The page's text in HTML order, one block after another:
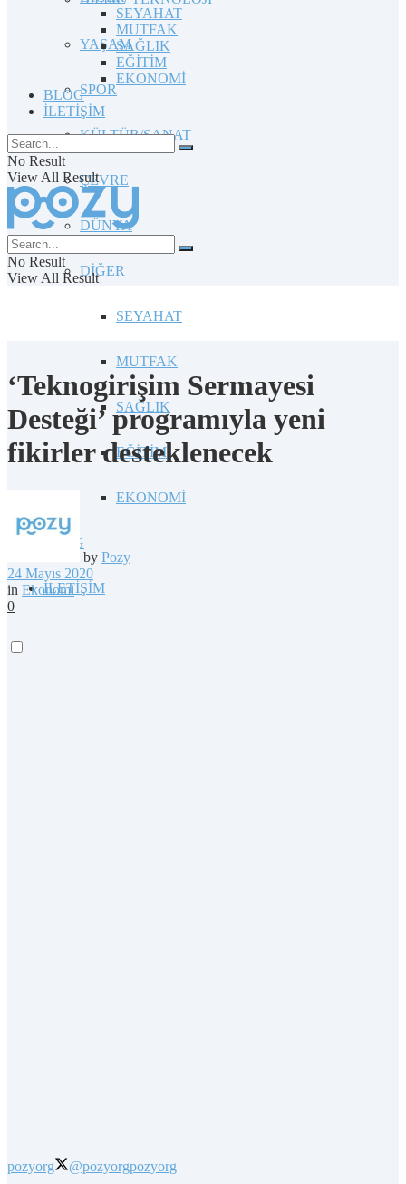
YAŞAM
SPOR
KÜLTÜR/SANAT
ÇEVRE
DÜNYA
DİĞER
SEYAHAT
MUTFAK
SAĞLIK
EĞİTİM
EKONOMİ
BLOG
İLETİŞİM
SEYAHAT
MUTFAK
SAĞLIK
EĞİTİM
EKONOMİ
BLOG
İLETİŞİM
No Result
View All Result
No Result
View All Result
‘Teknogirişim Sermayesi
Desteği’ programıyla yeni
fikirler desteklenecek
by Pozy
24 Mayıs 2020
in Ekonomi
0
pozyorg @pozyorgpozyorg